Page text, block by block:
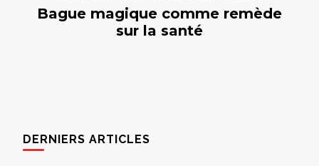
Bague magique comme remède
sur la santé
DERNIERS ARTICLES